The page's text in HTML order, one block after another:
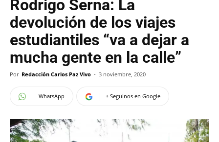
Rodrigo Serna: La
devolución de los viajes
estudiantiles “va a dejar a
mucha gente en la calle”
Por Redacción Carlos Paz Vivo - 3 noviembre, 2020
WhatsApp + Seguinos en Google